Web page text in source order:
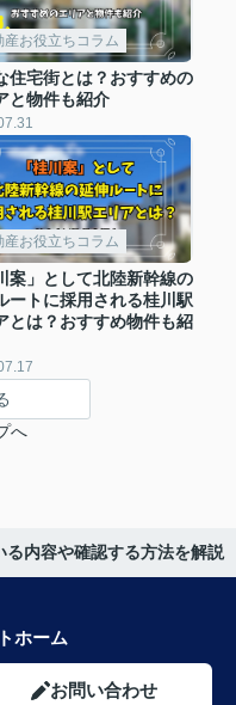
産お役立ちコラム
住宅街とは？おすすめの
と物件も紹介
産お役立ちコラム
案」として北陸新幹線の
ートに採用される桂川駅
とは？おすすめ物件も紹
へ
内容や確認する方法を解説
ホーム
お問い合わせ